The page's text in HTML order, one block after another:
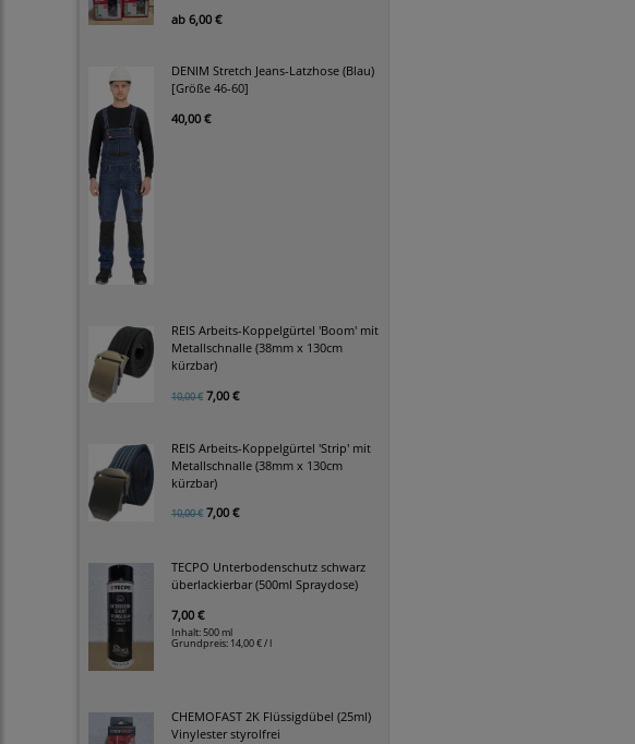
ab 6,00 €
DENIM Stretch Jeans-Latzhose (Blau)
[Größe 46-60]
40,00 €
REIS Arbeits-Koppelgürtel 'Boom' mit
Metallschnalle (38mm x 130cm
kürzbar)
10,00 € 7,00 €
REIS Arbeits-Koppelgürtel 'Strip' mit
Metallschnalle (38mm x 130cm
kürzbar)
10,00 € 7,00 €
TECPO Unterbodenschutz schwarz
überlackierbar (500ml Spraydose)
7,00 €
Inhalt: 500 ml
Grundpreis: 14,00 € / l
CHEMOFAST 2K Flüssigdübel (25ml)
Vinylester styrolfrei